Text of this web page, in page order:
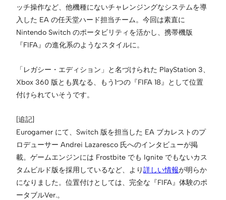
ッチ操作など、他機種にないチャレンジングなシステムを導
入した EA の任天堂ハード担当チーム。今回は素直に
Nintendo Switch のポータビリティを活かし、携帯機版
『FIFA』の進化系のようなスタイルに。
「レガシー・エディション」と名づけられた PlayStation 3、
Xbox 360 版とも異なる、もう1つの『FIFA 18』として位置
付けられていそうです。
[追記]
Eurogamer にて、Switch 版を担当した EA ブカレストのプ
ロデューサー Andrei Lazaresco 氏へのインタビューが掲
載。ゲームエンジンには Frostbite でも Ignite でもないカス
タムビルド版を採用しているなど、より詳しい情報が明らか
になりました。位置付けとしては、完全な『FIFA』体験のポ
ータブルVer.。